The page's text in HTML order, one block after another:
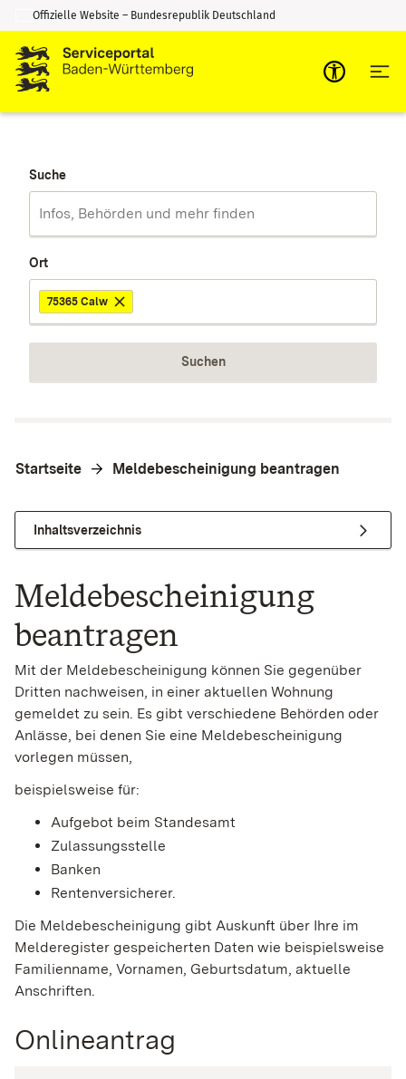
Zum Inhalt springen
Zur Suche springen
Offizielle Website – Bundesrepublik Deutschland
Suche
Ort
75365 Calw
Suchen
Startseite Meldebescheinigung beantragen
Inhaltsverzeichnis
Meldebescheinigung
beantragen
Mit der Meldebescheinigung können Sie gegenüber
Dritten nachweisen, in einer aktuellen Wohnung
gemeldet zu sein. Es gibt verschiedene Behörden oder
Anlässe, bei denen Sie eine Meldebescheinigung
vorlegen müssen,
beispielsweise für:
Aufgebot beim Standesamt
Zulassungsstelle
Banken
Rentenversicherer.
Die Meldebescheinigung gibt Auskunft über Ihre im
Melderegister gespeicherten Daten wie beispielsweise
Familienname, Vornamen, Geburtsdatum, aktuelle
Anschriften.
Onlineantrag